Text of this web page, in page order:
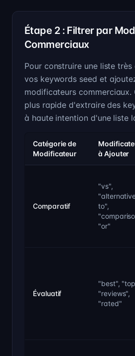
Étape 2 : Filtrer par
Commerciaux
Pour construire une liste très
vos keywords seed et
modificateurs commerciaux.
plus rapide d'extraire des
à haute intention d'une liste
Catégorie de
Modificateur
à Ajouter
Comparatif
"vs",
to",
"or"
Évaluatif
"best",
"reviews",
"rated"